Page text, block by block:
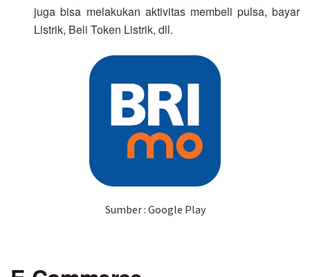
juga bisa melakukan aktivitas membeli pulsa, bayar
Listrik, Beli Token Listrik, dll.
Sumber : Google Play